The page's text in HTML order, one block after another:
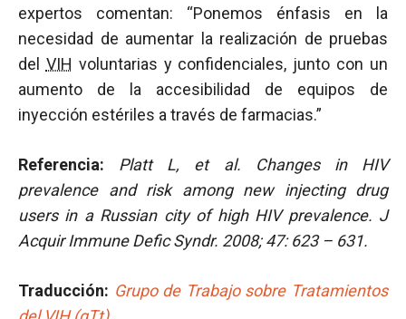
expertos comentan: “Ponemos énfasis en la
necesidad de aumentar la realización de pruebas
del VIH voluntarias y confidenciales, junto con un
aumento de la accesibilidad de equipos de
inyección estériles a través de farmacias.”
Referencia:
Platt L, et al. Changes in HIV
prevalence and risk among new injecting drug
users in a Russian city of high HIV prevalence. J
Acquir Immune Defic Syndr. 2008; 47: 623 – 631.
Traducción: Grupo de Trabajo sobre Tratamientos